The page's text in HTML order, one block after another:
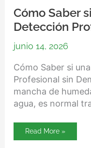
Cómo Saber
Detección
junio 14, 2026
Cómo Saber si
Profesional sin
mancha de
agua, es normal
Read More »